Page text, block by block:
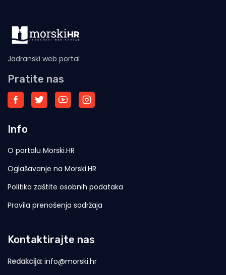
Jadranski web portal
Pratite nas
Info
O portalu Morski.HR
Oglašavanje na Morski.HR
Politika zaštite osobnih podataka
Pravila prenošenja sadržaja
Kontaktirajte nas
Redakcija: info@morski.hr